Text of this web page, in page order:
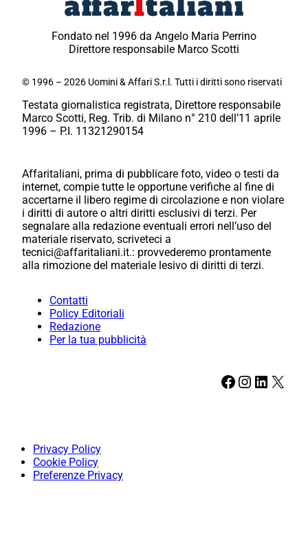
Fondato nel 1996 da Angelo Maria Perrino
Direttore responsabile Marco Scotti
© 1996 – 2026 Uomini & Affari S.r.l. Tutti i diritti sono riservati
Testata giornalistica registrata, Direttore responsabile
Marco Scotti, Reg. Trib. di Milano n° 210 dell’11 aprile
1996 – P.I. 11321290154
Affaritaliani, prima di pubblicare foto, video o testi da
internet, compie tutte le opportune verifiche al fine di
accertarne il libero regime di circolazione e non violare
i diritti di autore o altri diritti esclusivi di terzi. Per
segnalare alla redazione eventuali errori nell’uso del
materiale riservato, scriveteci a
tecnici@affaritaliani.it.: provvederemo prontamente
alla rimozione del materiale lesivo di diritti di terzi.
Contatti
Policy Editoriali
Redazione
Per la tua pubblicità
Facebook Instagram LinkedIn X
Privacy Policy
Cookie Policy
Preferenze Privacy